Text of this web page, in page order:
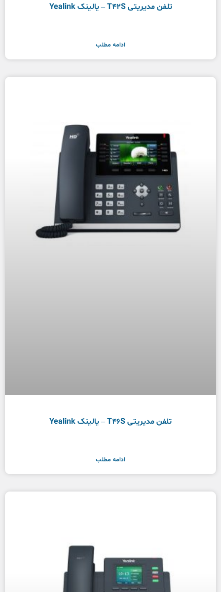
تلفن مدیریتی T42S – یالینک Yealink
ادامه مطلب
تلفن مدیریتی T46S – یالینک Yealink
ادامه مطلب